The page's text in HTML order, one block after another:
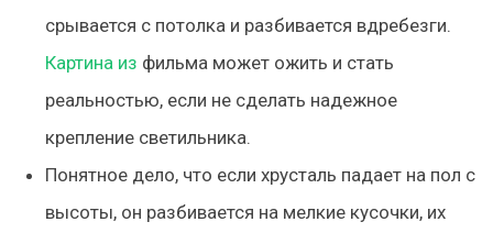
срывается с потолка и разбивается вдребезги.
Картина из фильма может ожить и стать
реальностью, если не сделать надежное
крепление светильника.
Понятное дело, что если хрусталь падает на пол с
высоты, он разбивается на мелкие кусочки, их